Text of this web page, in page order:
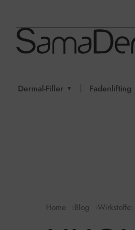
Dermal-Filler ▼ | Fadenlifting
Home Blog